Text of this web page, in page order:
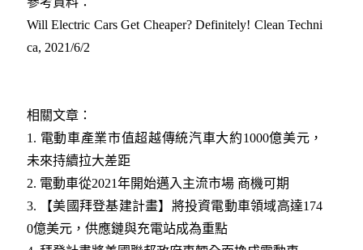
Will Electric Cars Get Cheaper? Definitely! Clean Techni
ca, 2021/6/2
相關文章：
1. 電動車產業市值超越傳統汽車大約1000億美元，
未來持續拉大差距
2. 電動車從2021年開始邁入主流市場 商機可期
3.
【美國拜登基建計畫】將投資電動車領域高達174
0億美元，供應鏈與充電站成為重點